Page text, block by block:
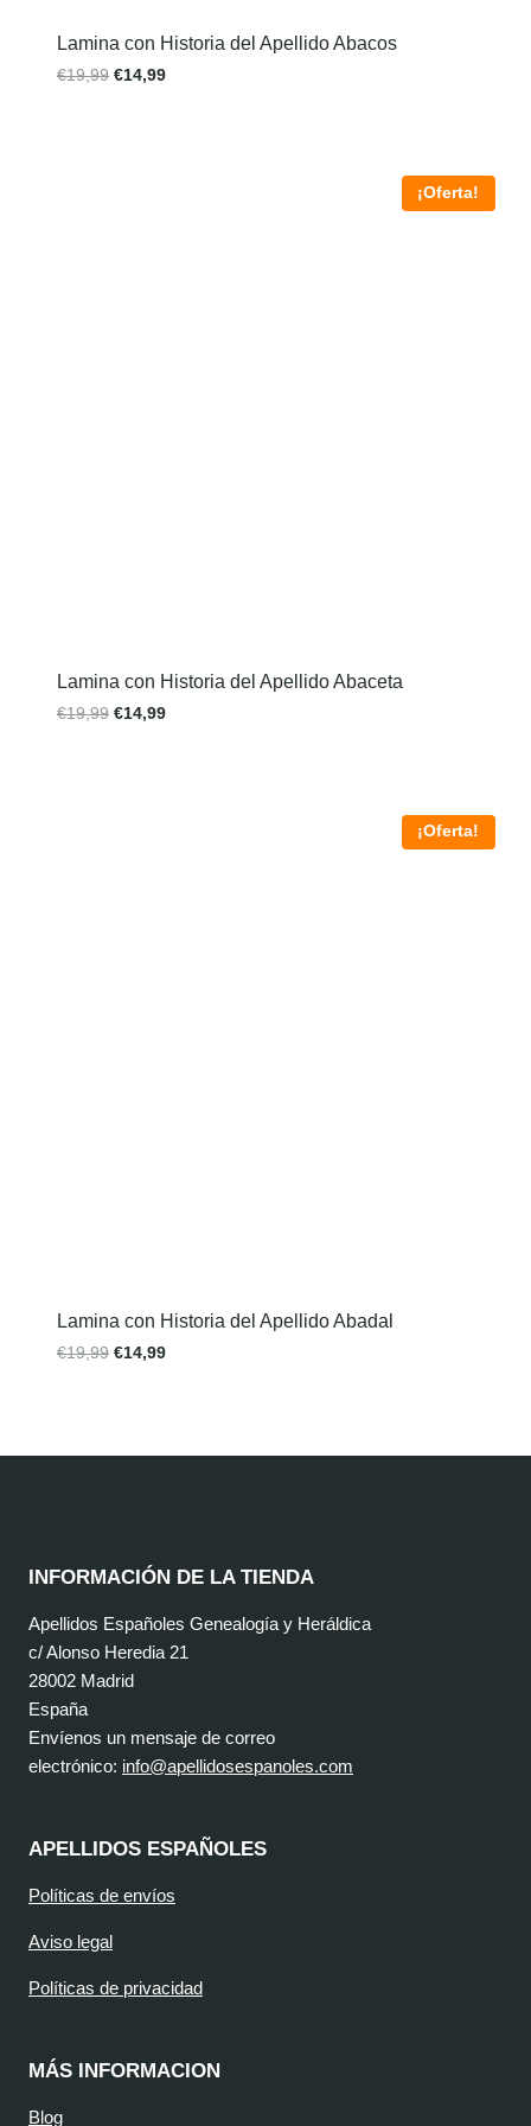
Lamina con Historia del Apellido Abacos
€19,99 €14,99
¡Oferta!
Lamina con Historia del Apellido Abaceta
€19,99 €14,99
¡Oferta!
Lamina con Historia del Apellido Abadal
€19,99 €14,99
INFORMACIÓN DE LA TIENDA
Apellidos Españoles Genealogía y Heráldica
c/ Alonso Heredia 21
28002 Madrid
España
Envíenos un mensaje de correo
electrónico: info@apellidosespanoles.com
APELLIDOS ESPAÑOLES
Políticas de envíos
Aviso legal
Políticas de privacidad
MÁS INFORMACION
Blog